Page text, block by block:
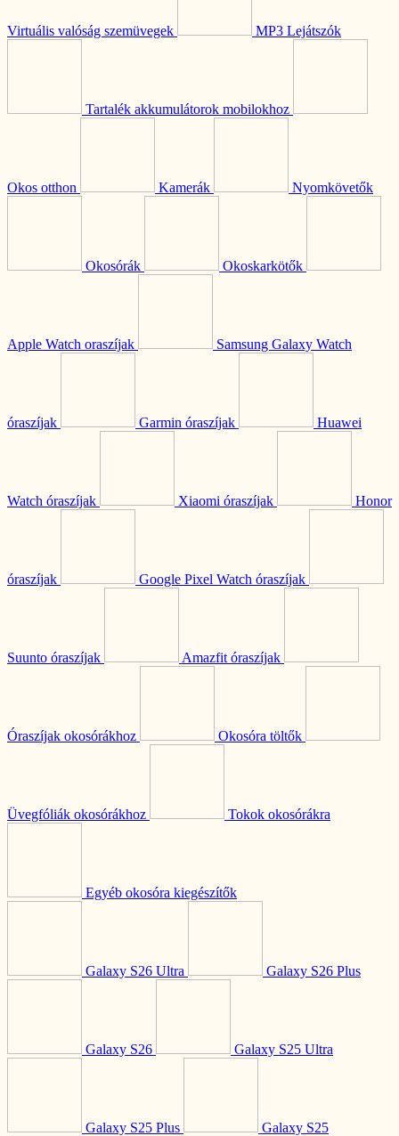
Virtuális valóság szemüvegek MP3 Lejátszók
Tartalék akkumulátorok mobilokhoz
Okos otthon Kamerák Nyomkövetők
Okosórák Okoskarkötők
Apple Watch oraszíjak Samsung Galaxy Watch
óraszíjak Garmin óraszíjak Huawei
Watch óraszíjak Xiaomi óraszíjak Honor
óraszíjak Google Pixel Watch óraszíjak
Suunto óraszíjak Amazfit óraszíjak
Óraszíjak okosórákhoz Okosóra töltők
Üvegfóliák okosórákhoz Tokok okosórákra
Egyéb okosóra kiegészítők
Galaxy S26 Ultra Galaxy S26 Plus
Galaxy S26 Galaxy S25 Ultra
Galaxy S25 Plus Galaxy S25